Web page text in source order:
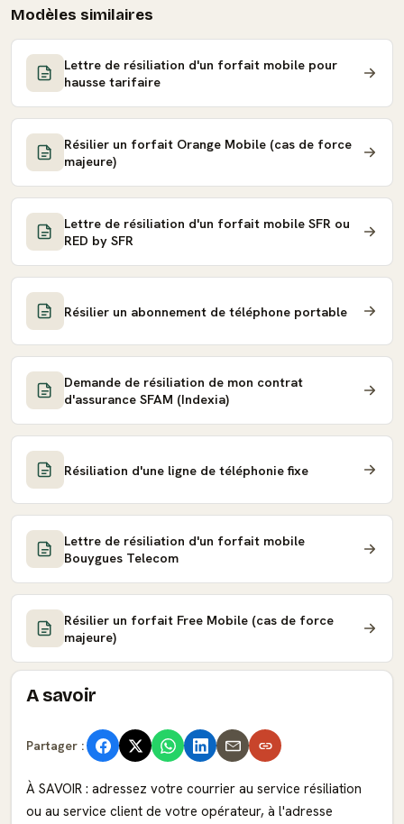
Modèles similaires
Lettre de résiliation d'un forfait mobile pour
hausse tarifaire
Résilier un forfait Orange Mobile (cas de force
majeure)
Lettre de résiliation d'un forfait mobile SFR ou
RED by SFR
Résilier un abonnement de téléphone portable
Demande de résiliation de mon contrat
d'assurance SFAM (Indexia)
Résiliation d'une ligne de téléphonie fixe
Lettre de résiliation d'un forfait mobile
Bouygues Telecom
Résilier un forfait Free Mobile (cas de force
majeure)
A savoir
Partager :
À SAVOIR : adressez votre courrier au service résiliation
ou au service client de votre opérateur, à l'adresse